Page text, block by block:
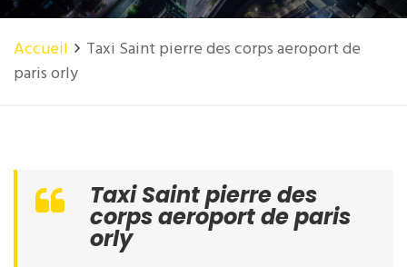
Accueil
Taxi Saint pierre des corps aeroport de
paris orly
Taxi Saint pierre des
corps aeroport de paris
orly